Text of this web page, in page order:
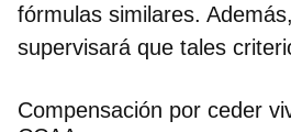
fórmulas similares.
supervisará que tales
Compensación por ceder